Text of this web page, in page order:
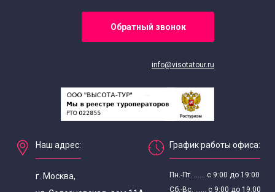
Обратный звонок
info@visotatour.ru
Наш адрес:
г. Москва,
График работы офиса:
Пн.-Пт. ...... с 9:00 до 19:00
Сб.-Вс. ...... с 9:00 до 19:00